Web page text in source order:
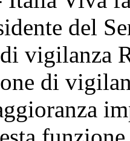
del
vigilanza
di